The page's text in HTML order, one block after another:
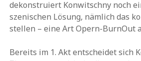
dekonstruiert Konwitschny noch
szenischen Lösung, nämlich das
stellen – eine Art Opern-BurnOut
Bereits im 1. Akt entscheidet sich